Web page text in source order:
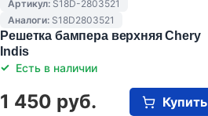
Артикул: S18D-2803521
Аналоги: S18D2803521
Решетка бампера верхняя Chery
Indis
Есть в наличии
1 450 руб. Купить